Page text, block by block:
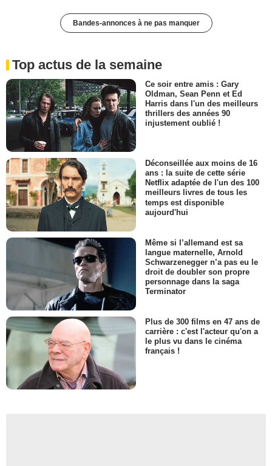
Bandes-annonces à ne pas manquer
Top actus de la semaine
Ce soir entre amis : Gary
Oldman, Sean Penn et Ed
Harris dans l'un des meilleurs
thrillers des années 90
injustement oublié !
Déconseillée aux moins de 16
ans : la suite de cette série
Netflix adaptée de l'un des 100
meilleurs livres de tous les
temps est disponible
aujourd'hui
Même si l’allemand est sa
langue maternelle, Arnold
Schwarzenegger n’a pas eu le
droit de doubler son propre
personnage dans la saga
Terminator
Plus de 300 films en 47 ans de
carrière : c'est l'acteur qu'on a
le plus vu dans le cinéma
français !